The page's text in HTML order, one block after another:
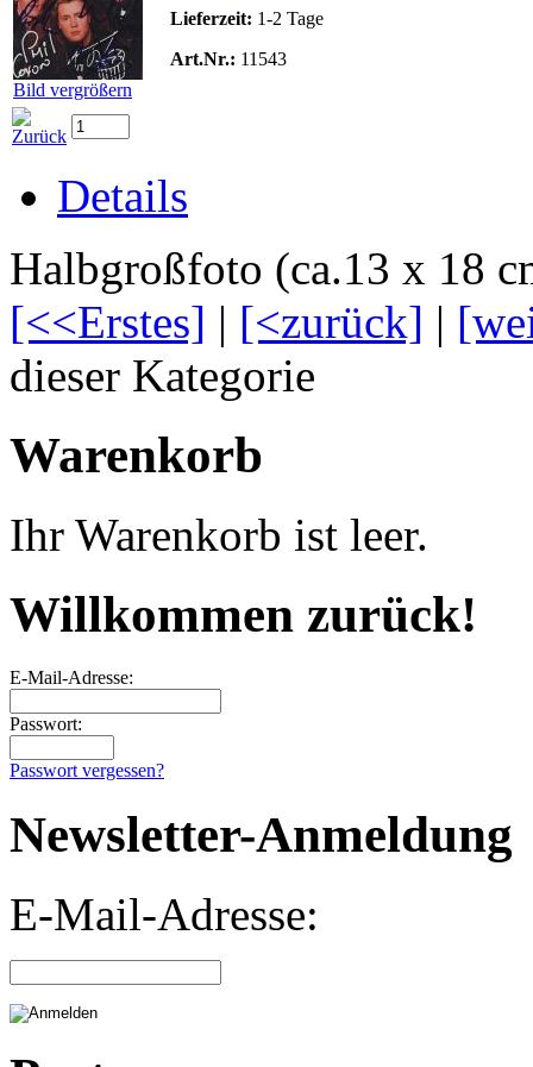
Bild vergrößern
Lieferzeit: 1-2 Tage
Art.Nr.: 11543
Details
Halbgroßfoto (ca.13 x 18
[<<Erstes] | [<zurück] |
dieser Kategorie
Warenkorb
Ihr Warenkorb ist leer.
Willkommen zurück!
E-Mail-Adresse:
Passwort:
Passwort vergessen?
Newsletter-Anmeldung
E-Mail-Adresse: